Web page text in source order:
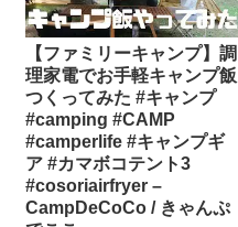
【ファミリーキャンプ】調
理家電でお手軽キャンプ飯
つくってみた #キャンプ
#camping #CAMP
#camperlife #キャンプギ
ア #カマボコテント3
#cosoriairfryer –
CampDeCoCo / きゃんぷ